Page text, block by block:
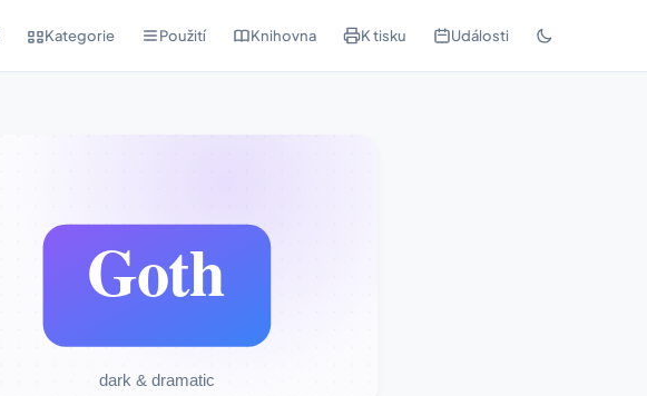
Kategorie Použití Knihovna K tisku Události